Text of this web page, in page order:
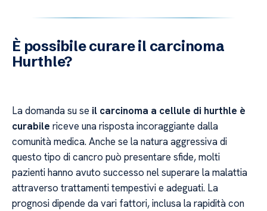
È possibile curare il carcinoma
Hurthle?
La domanda su se il carcinoma a cellule di hurthle è
curabile riceve una risposta incoraggiante dalla
comunità medica. Anche se la natura aggressiva di
questo tipo di cancro può presentare sfide, molti
pazienti hanno avuto successo nel superare la malattia
attraverso trattamenti tempestivi e adeguati. La
prognosi dipende da vari fattori, inclusa la rapidità con